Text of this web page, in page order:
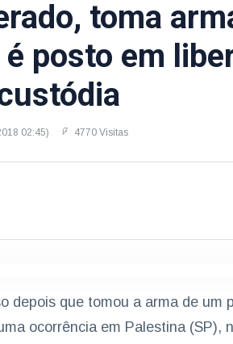
toma
posto em
02:45) 4770 Visitas
depois que tomou a arma de um
ocorrência em Palestina (SP),